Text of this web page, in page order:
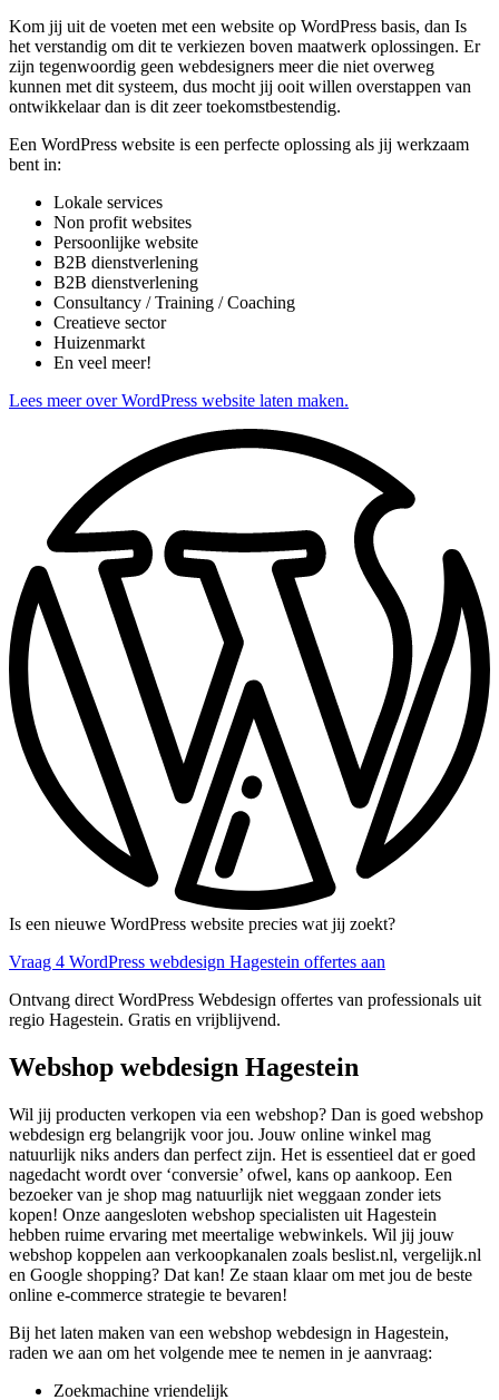
Kom jij uit de voeten met een website op WordPress basis, dan Is
het verstandig om dit te verkiezen boven maatwerk oplossingen. Er
zijn tegenwoordig geen webdesigners meer die niet overweg
kunnen met dit systeem, dus mocht jij ooit willen overstappen van
ontwikkelaar dan is dit zeer toekomstbestendig.
Een WordPress website is een perfecte oplossing als jij werkzaam
bent in:
Lokale services
Non profit websites
Persoonlijke website
B2B dienstverlening
B2B dienstverlening
Consultancy / Training / Coaching
Creatieve sector
Huizenmarkt
En veel meer!
Lees meer over WordPress website laten maken.
Is een nieuwe WordPress website precies wat jij zoekt?
Vraag 4 WordPress webdesign Hagestein offertes aan
Ontvang direct WordPress Webdesign offertes van professionals uit
regio Hagestein. Gratis en vrijblijvend.
Webshop webdesign Hagestein
Wil jij producten verkopen via een webshop? Dan is goed webshop
webdesign erg belangrijk voor jou. Jouw online winkel mag
natuurlijk niks anders dan perfect zijn. Het is essentieel dat er goed
nagedacht wordt over ‘conversie’ ofwel, kans op aankoop. Een
bezoeker van je shop mag natuurlijk niet weggaan zonder iets
kopen! Onze aangesloten webshop specialisten uit Hagestein
hebben ruime ervaring met meertalige webwinkels. Wil jij jouw
webshop koppelen aan verkoopkanalen zoals beslist.nl, vergelijk.nl
en Google shopping? Dat kan! Ze staan klaar om met jou de beste
online e-commerce strategie te bevaren!
Bij het laten maken van een webshop webdesign in Hagestein,
raden we aan om het volgende mee te nemen in je aanvraag:
Zoekmachine vriendelijk